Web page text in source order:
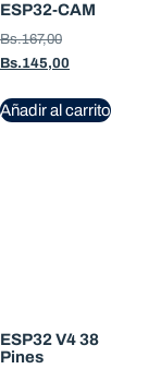
ESP32-CAM
Bs.167,00
Bs.145,00
Añadir al carrito
ESP32 V4 38
Pines